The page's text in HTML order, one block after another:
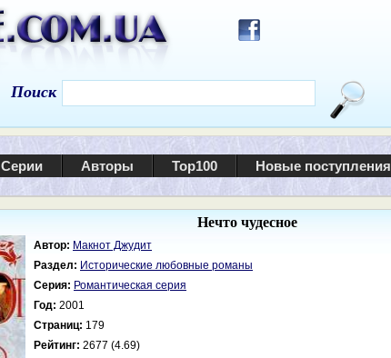
Поиск
Серии Авторы Top100 Новые поступления
Нечто чудесное
Автор: Макнот Джудит
Раздел: Исторические любовные романы
Серия: Романтическая серия
Год: 2001
Страниц: 179
Рейтинг: 2677 (4.69)